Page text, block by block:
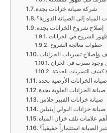
شركة صيانة خزانات بجدة
المياه إلى الصيانة الدورية؟
إصلاح شروخ الخزانات بجدة
الشروخ في الخزانات
خطوات معالجة الشروخ
وإصلاح تسربات الخزانات
وجود تسرب في الخزان
كشف التسربات الحديثة
صيانة الخزانات الأرضية بجدة
صيانة الخزانات العلوية بجدة
صيانة خزانات الفيبر جلاس
صيانة خزانات البولي إيثيلين
أهم علامات تلف خزان المياه
الصيانة استثماراً حقيقياً؟